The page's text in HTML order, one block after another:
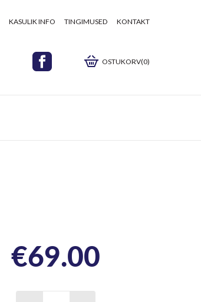
KASULIK INFO TINGIMUSED KONTAKT
OSTUKORV(0)
€69.00